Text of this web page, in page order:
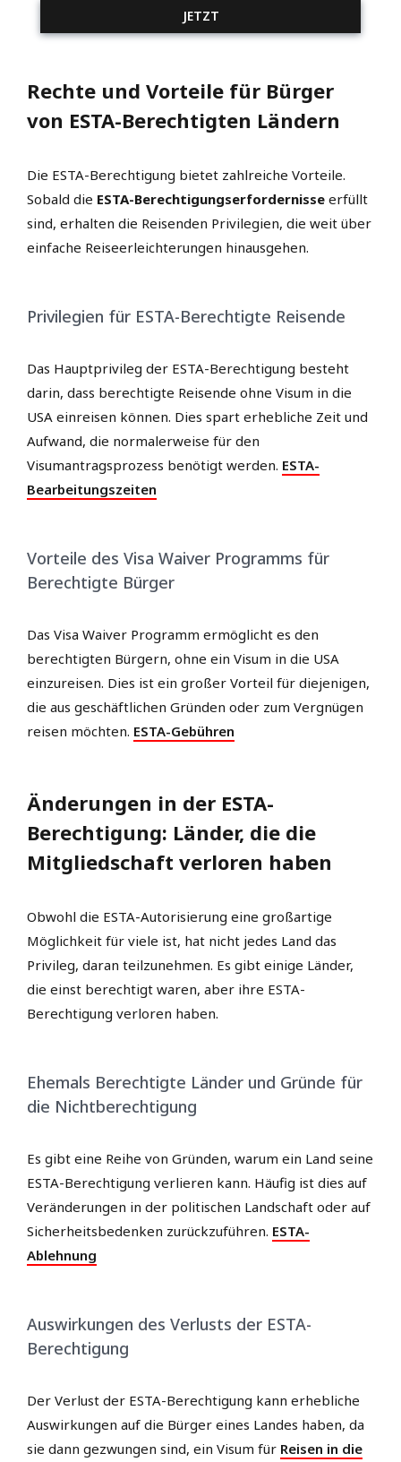
JETZT
Rechte und Vorteile für Bürger
von ESTA-Berechtigten Ländern
Die ESTA-Berechtigung bietet zahlreiche Vorteile.
Sobald die ESTA-Berechtigungserfordernisse erfüllt
sind, erhalten die Reisenden Privilegien, die weit über
einfache Reiseerleichterungen hinausgehen.
Privilegien für ESTA-Berechtigte Reisende
Das Hauptprivileg der ESTA-Berechtigung besteht
darin, dass berechtigte Reisende ohne Visum in die
USA einreisen können. Dies spart erhebliche Zeit und
Aufwand, die normalerweise für den
Visumantragsprozess benötigt werden. ESTA-
Bearbeitungszeiten
Vorteile des Visa Waiver Programms für
Berechtigte Bürger
Das Visa Waiver Programm ermöglicht es den
berechtigten Bürgern, ohne ein Visum in die USA
einzureisen. Dies ist ein großer Vorteil für diejenigen,
die aus geschäftlichen Gründen oder zum Vergnügen
reisen möchten. ESTA-Gebühren
Änderungen in der ESTA-
Berechtigung: Länder, die die
Mitgliedschaft verloren haben
Obwohl die ESTA-Autorisierung eine großartige
Möglichkeit für viele ist, hat nicht jedes Land das
Privileg, daran teilzunehmen. Es gibt einige Länder,
die einst berechtigt waren, aber ihre ESTA-
Berechtigung verloren haben.
Ehemals Berechtigte Länder und Gründe für
die Nichtberechtigung
Es gibt eine Reihe von Gründen, warum ein Land seine
ESTA-Berechtigung verlieren kann. Häufig ist dies auf
Veränderungen in der politischen Landschaft oder auf
Sicherheitsbedenken zurückzuführen. ESTA-
Ablehnung
Auswirkungen des Verlusts der ESTA-
Berechtigung
Der Verlust der ESTA-Berechtigung kann erhebliche
Auswirkungen auf die Bürger eines Landes haben, da
sie dann gezwungen sind, ein Visum für Reisen in die